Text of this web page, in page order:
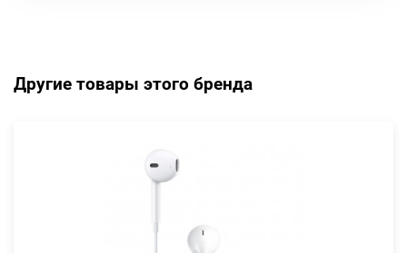
Другие товары этого бренда